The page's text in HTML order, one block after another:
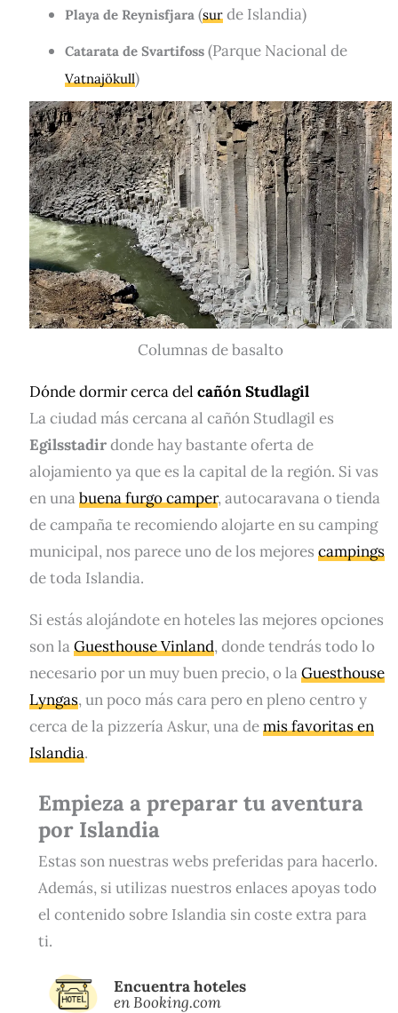
Playa de Reynisfjara (surde Islandia)
Catarata de Svartifoss (Parque Nacional de
Vatnajökull)
Columnas de basalto
Dónde dormir cerca del cañón Studlagil
La ciudad más cercana al cañón Studlagil es
Egilsstadirdonde hay bastante oferta de
alojamiento ya que es la capital de la región. Si vas
en unabuena furgo camper, autocaravana o tienda
de campaña te recomiendo alojarte en su camping
municipal, nos parece uno de los mejores campings
de toda Islandia.
Si estás alojándote en hoteles las mejores opciones
son laGuesthouse Vinland, donde tendrás todo lo
necesario por un muy buen precio, o laGuesthouse
Lyngas, un poco más cara pero en pleno centro y
cerca de la pizzería Askur, una demis favoritas en
Islandia.
Empieza a preparar tu aventura
por Islandia
Estas son nuestras webs preferidas para hacerlo.
Además, si utilizas nuestros enlaces apoyas todo
el contenido sobre Islandia sin coste extra para
ti.
Encuentra hoteles
en Booking.com